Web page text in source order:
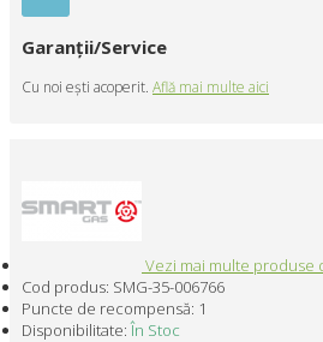
Garanţii/Service
Cu noi eşti acoperit. Află mai multe aici
Vezi mai multe produse
Cod produs: SMG-35-006766
Puncte de recompensă: 1
Disponibilitate:În Stoc